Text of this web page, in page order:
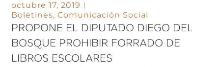
octubre 17, 2019
Boletines,Comunicación Social
PROPONE EL DIPUTADO DIEGO DEL
BOSQUE PROHIBIR FORRADO DE
LIBROS ESCOLARES